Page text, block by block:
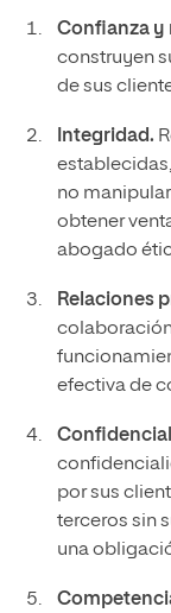
Confianza y
construyen
de sus
Integridad.
no
obtener
abogado
Relaciones
efectiva de
por sus
terceros sin
una